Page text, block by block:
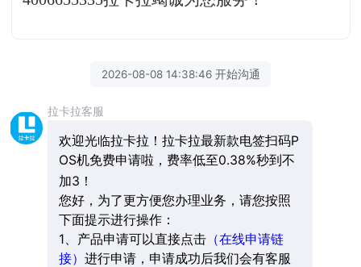
2026-08-08 14:38:46 开始沟通
拉卡拉客服
欢迎光临拉卡拉！拉卡拉最新款电签扫码P
OS机免费申请啦，费率低至0.38%秒到不
加3！
您好，为了更方便您办理业务，请您按照
下面提示进行操作：
1、产品申请可以直接点击（在线申请链
接） 进行申请，申请成功后我们会有客服